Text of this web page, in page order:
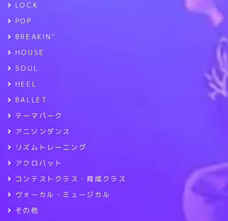
LOCK
POP
BREAKIN’
HOUSE
SOUL
HEEL
BALLET
テーマパーク
アニソンダンス
リズムトレーニング
アクロバット
コンテストクラス・育成クラス
ヴォーカル・ミュージカル
その他